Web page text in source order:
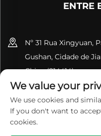
ENTRE
Nº 31 Rua Xingyuan,
Gushan, Cidade de
China (214414)
We value your
We use cookies and
If you don't want to
cookies.